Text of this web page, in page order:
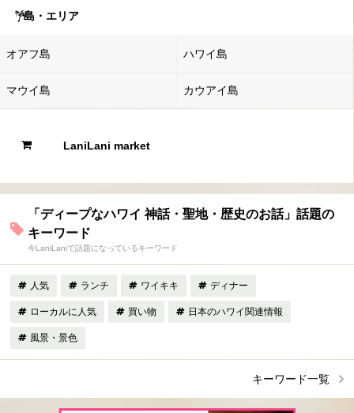
島・エリア
オアフ島 ハワイ島
マウイ島 カウアイ島
LaniLani market
「ディープなハワイ 神話・聖地・歴史のお話」話題の
キーワード
今LaniLaniで話題になっているキーワード
人気 ランチ ワイキキ ディナー
ローカルに人気 買い物 日本のハワイ関連情報
風景・景色
キーワード一覧